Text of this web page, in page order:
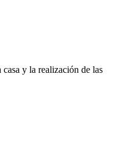
y la realización de las